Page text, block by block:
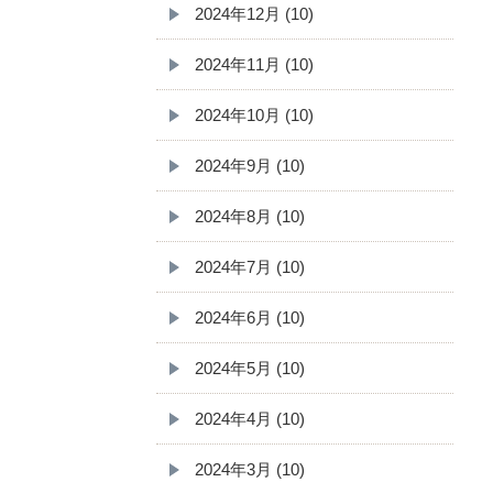
2024年12月 (10)
2024年11月 (10)
2024年10月 (10)
2024年9月 (10)
2024年8月 (10)
2024年7月 (10)
2024年6月 (10)
2024年5月 (10)
2024年4月 (10)
2024年3月 (10)